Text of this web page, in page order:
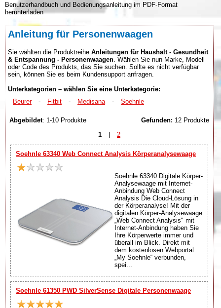
Benutzerhandbuch und Bedienungsanleitung im PDF-Format
herunterladen
Anleitung für Personenwaagen
Sie wählten die Produktreihe Anleitungen für Haushalt - Gesundheit
& Entspannung - Personenwaagen . Wählen Sie nun Marke, Modell
oder Code des Produkts, das Sie suchen. Sollte es nicht verfügbar
sein, können Sie es beim Kundensupport anfragen.
Unterkategorien – wählen Sie eine Unterkategorie:
Beurer
- Fitbit - Medisana - Soehnle
Abgebildet: 1-10 Produkte Gefunden: 12 Produkte
1
| 2
Soehnle 63340 Web Connect Analysis Körperanalysewaage
Soehnle 63340 Digitale Körper-
Analysewaage mit Internet-
Anbindung Web Connect
Analysis Die Cloud-Lösung in
der Körperanalyse! Mit der
digitalen Körper-Analysewaage
„Web Connect Analysis" mit
Internet-Anbindung haben Sie
Ihre Körperwerte immer und
überall im Blick. Direkt mit
dem kostenlosen Webportal
„My Soehnle“ verbunden,
spei...
Soehnle 61350 PWD SilverSense Digitale Personenwaage